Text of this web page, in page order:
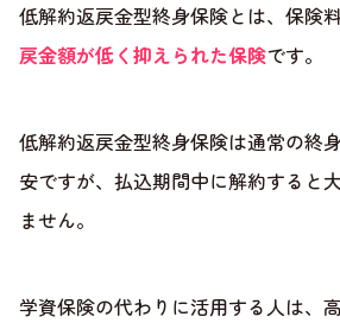
低解約返戻金型終身保険とは、保険
戻金額が低く抑えられた保険です。
低解約返戻金型終身保険は通常の終
安ですが、払込期間中に解約すると
ません。
学資保険の代わりに活用する人は、